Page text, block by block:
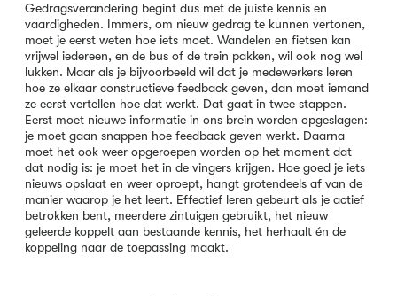
Gedragsverandering begint dus met de juiste kennis en
vaardigheden. Immers, om nieuw gedrag te kunnen vertonen,
moet je eerst weten hoe iets moet. Wandelen en fietsen kan
vrijwel iedereen, en de bus of de trein pakken, wil ook nog wel
lukken. Maar als je bijvoorbeeld wil dat je medewerkers leren
hoe ze elkaar constructieve feedback geven, dan moet iemand
ze eerst vertellen hoe dat werkt. Dat gaat in twee stappen.
Eerst moet nieuwe informatie in ons brein worden opgeslagen:
je moet gaan snappen hoe feedback geven werkt. Daarna
moet het ook weer opgeroepen worden op het moment dat
dat nodig is: je moet het in de vingers krijgen. Hoe goed je iets
nieuws opslaat en weer oproept, hangt grotendeels af van de
manier waarop je het leert. Effectief leren gebeurt als je actief
betrokken bent, meerdere zintuigen gebruikt, het nieuw
geleerde koppelt aan bestaande kennis, het herhaalt én de
koppeling naar de toepassing maakt.